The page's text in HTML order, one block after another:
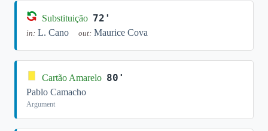
Substituição 72'
in: L. Cano out: Maurice Cova
Cartão Amarelo 80'
Pablo Camacho
Argument